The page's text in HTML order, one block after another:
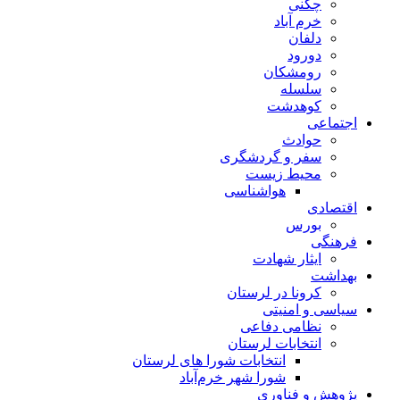
چگنی
خرم آباد
دلفان
دورود
رومشکان
سلسله
کوهدشت
اجتماعی
حوادث
سفر و گردشگری
محیط زیست
هواشناسی
اقتصادی
بورس
فرهنگی
ایثار شهادت
بهداشت
کرونا در لرستان
سیاسی و امنیتی
نظامی دفاعی
انتخابات لرستان
انتخابات شورا های لرستان
شورا شهر خرم‌آباد
پژوهش و فناوری